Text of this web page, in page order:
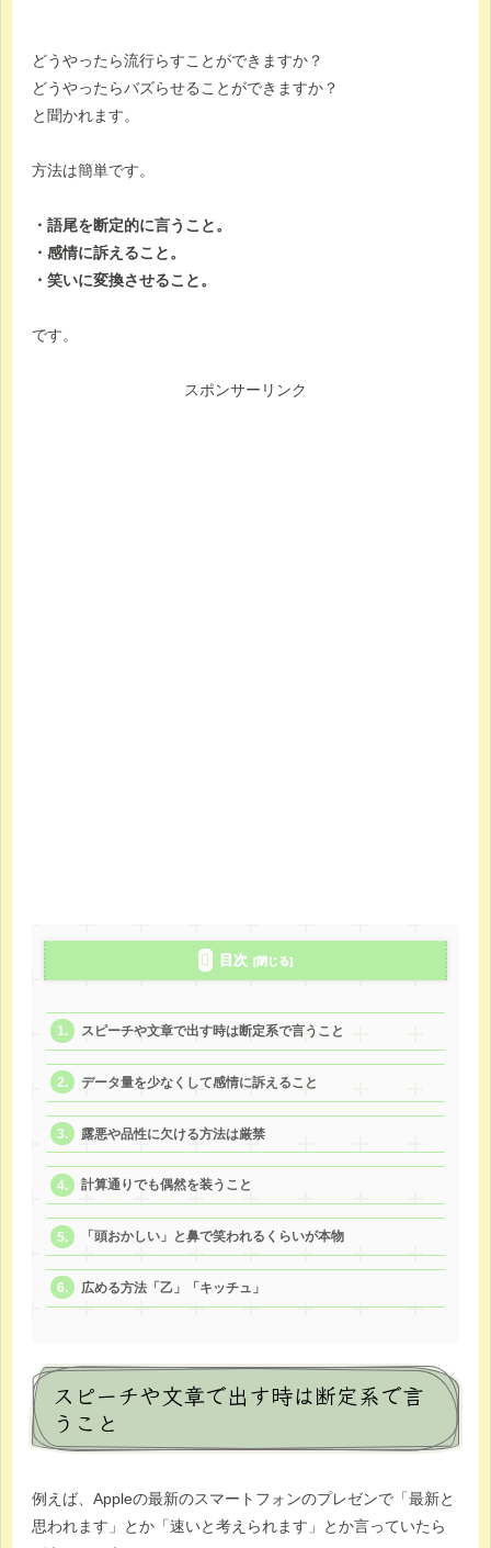
どうやったら流行らすことができますか？
どうやったらバズらせることができますか？
と聞かれます。
方法は簡単です。
・語尾を断定的に言うこと。
・感情に訴えること。
・笑いに変換させること。
です。
スポンサーリンク
目次
スピーチや文章で出す時は断定系で言うこと
データ量を少なくして感情に訴えること
露悪や品性に欠ける方法は厳禁
計算通りでも偶然を装うこと
「頭おかしい」と鼻で笑われるくらいが本物
広める方法「乙」「キッチュ」
スピーチや文章で出す時は断定系で言
うこと
例えば、Appleの最新のスマートフォンのプレゼンで「最新と
思われます」とか「速いと考えられます」とか言っていたら